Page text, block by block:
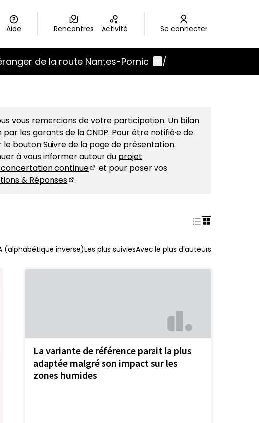
Aide Rencontres Activité Se connecter
de la route Nantes-Pornic Menu utilisateur
/
vous remercions de votre participation. Un bilan
les garants de la CNDP. Pour être notifié·e de
le bouton Suivre de la page de présentation.
à vous informer autour du projet
concertation continue
(S'ouvre dans un nouvel onglet)
et pour poser vos
& Réponses .
(alphabétique inverse)Les plus suiviesAvec le plus d'auteurs
La variante de référence parait la plus
adaptée malgré son impact sur les
zones humides